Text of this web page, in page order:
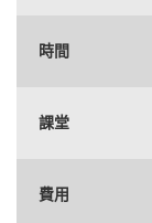
時間
課堂
費用